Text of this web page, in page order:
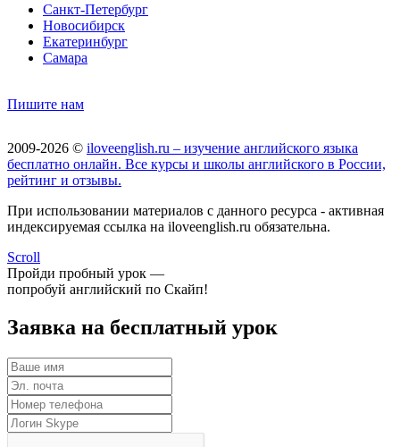
Санкт-Петербург
Новосибирск
Екатеринбург
Самара
Пишите нам
2009-2026 © iloveenglish.ru – изучение английского языка
бесплатно онлайн. Все курсы и школы английского в России,
рейтинг и отзывы.
При использовании материалов с данного ресурса - активная
индексируемая ссылка на iloveenglish.ru обязательна.
Scroll
Пройди пробный урок —
попробуй английский по Скайп!
Заявка на бесплатный урок